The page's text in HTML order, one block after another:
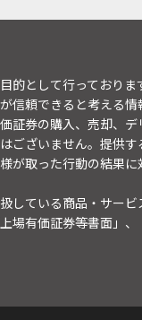
的として行っておりま
信頼できると考える
証券の購入、売却、
ございません。提供
が取った行動の結果
している商品・サー
場有価証券等書面」